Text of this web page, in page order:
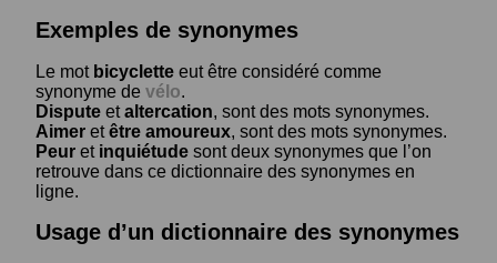
Exemples de synonymes
Le mot bicyclette eut être considéré comme
synonyme de vélo.
Dispute etaltercation, sont des mots synonymes.
Aimer etêtre amoureux, sont des mots synonymes.
Peur et inquiétude sont deux synonymes que l’on
retrouve dans ce dictionnaire des synonymes en
ligne.
Usage d’un dictionnaire des synonymes